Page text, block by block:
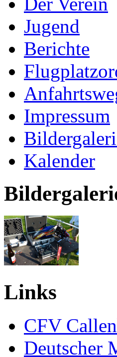
Jugend
Berichte
Impressum
Kalender
Links
CFV
Deutscher